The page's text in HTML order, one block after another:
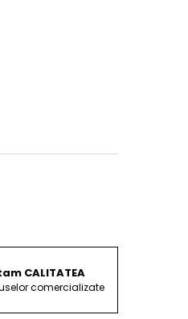
CALITATEA
comercializate